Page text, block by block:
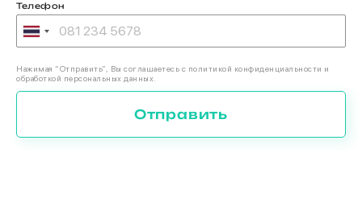
Телефон
Нажимая “Отправить”, Вы соглашаетесь с политикой конфиденциальности и
обработкой персональных данных.
Отправить